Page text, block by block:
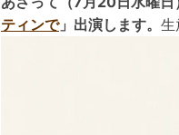
ティンで」出演します。 生